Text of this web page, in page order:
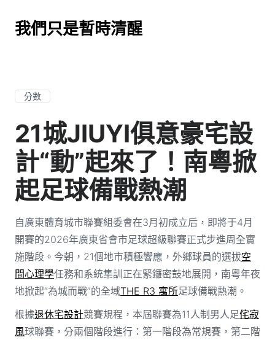
我們只是暫時清醒
分數
21城JIUYI俱意豪宅設
計“動”起來了！南粵掀
起足球備戰熱潮
自廣東體育城市聯賽組委會在3月初成立后，即將于4月
開賽的2026年廣東省會市足球超級聯賽正式步進周全實
施階段。今朝，21個地市積極響應，外鄉球員的選拔空
間心理學任務和系統集訓正在緊鑼密鼓地展開，南粵年夜
地掀起“為城而戰”的全域THE R3 寓所足球備戰熱潮。
根據退休宅設計競賽規程，本屆聯賽為11人制男人足侘寂
風球聯賽，分兩個階段進行：第一階段為常規賽，第二階